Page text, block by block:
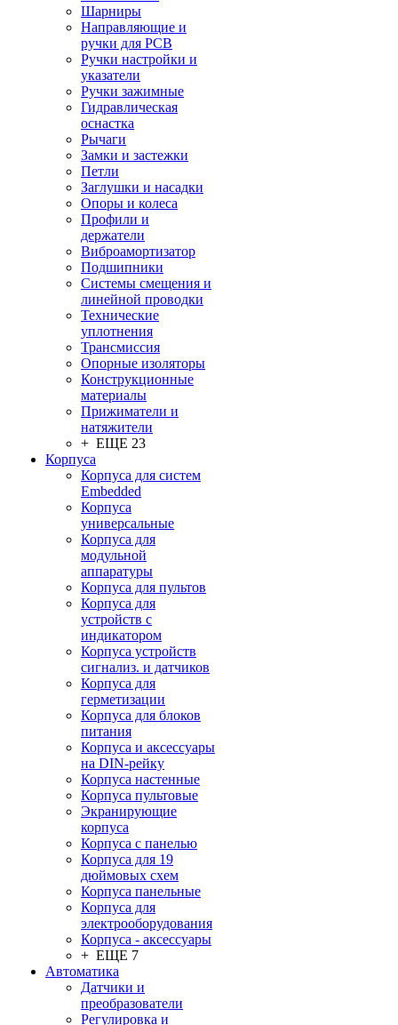
Шарниры
Направляющие и
ручки для PCB
Ручки настройки и
указатели
Ручки зажимные
Гидравлическая
оснастка
Рычаги
Замки и застежки
Петли
Заглушки и насадки
Опоры и колеса
Профили и
держатели
Виброамортизатор
Подшипники
Системы смещения и
линейной проводки
Технические
уплотнения
Трансмиссия
Опорные изоляторы
Конструкционные
материалы
Прижиматели и
натяжители
+ ЕЩЕ 23
Корпуса
Корпуса для систем
Embedded
Корпуса
универсальные
Корпуса для
модульной
аппаратуры
Корпуса для пультов
Корпуса для
устройств с
индикатором
Корпуса устройств
сигнализ. и датчиков
Корпуса для
герметизации
Корпуса для блоков
питания
Корпуса и аксессуары
на DIN-рейку
Корпуса настенные
Корпуса пультовые
Экранирующие
корпуса
Корпуса с панелью
Корпуса для 19
дюймовых схем
Корпуса панельные
Корпуса для
электрооборудования
Корпуса - аксессуары
+ ЕЩЕ 7
Автоматика
Датчики и
преобразователи
Регулировка и